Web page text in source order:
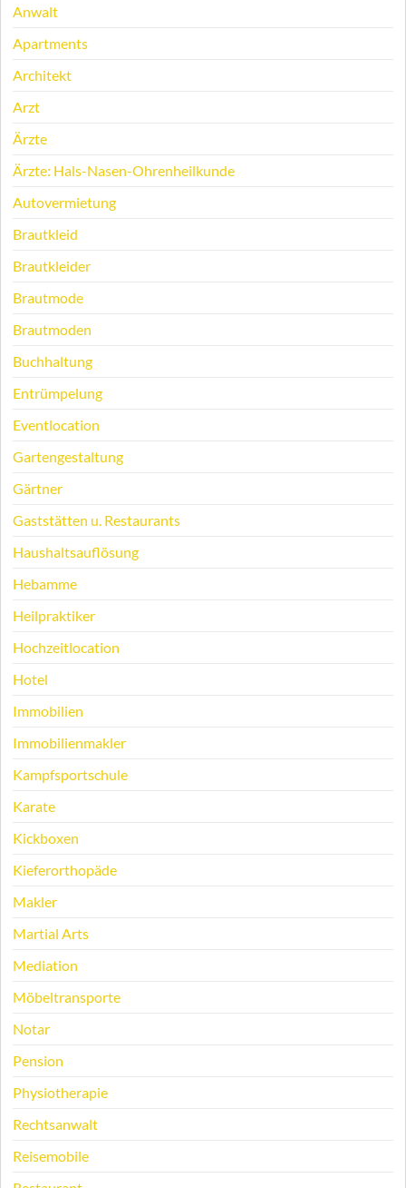
Anwalt
Apartments
Architekt
Arzt
Ärzte
Ärzte: Hals-Nasen-Ohrenheilkunde
Autovermietung
Brautkleid
Brautkleider
Brautmode
Brautmoden
Buchhaltung
Entrümpelung
Eventlocation
Gartengestaltung
Gärtner
Gaststätten u. Restaurants
Haushaltsauflösung
Hebamme
Heilpraktiker
Hochzeitlocation
Hotel
Immobilien
Immobilienmakler
Kampfsportschule
Karate
Kickboxen
Kieferorthopäde
Makler
Martial Arts
Mediation
Möbeltransporte
Notar
Pension
Physiotherapie
Rechtsanwalt
Reisemobile